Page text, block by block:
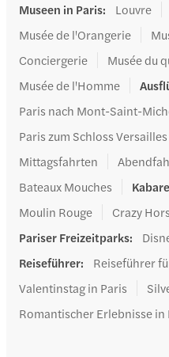
Museen in Paris: Louvre
Musée de l'Orangerie
Conciergerie
Musée du
Musée de l'Homme
Paris nach Mont-Saint-
Paris zum Schloss Versailles
Mittagsfahrten
Bateaux Mouches
Moulin Rouge
Crazy
Pariser Freizeitparks:
Reiseführer:
Reiseführer
Valentinstag in Paris
Romantischer Erlebnisse in